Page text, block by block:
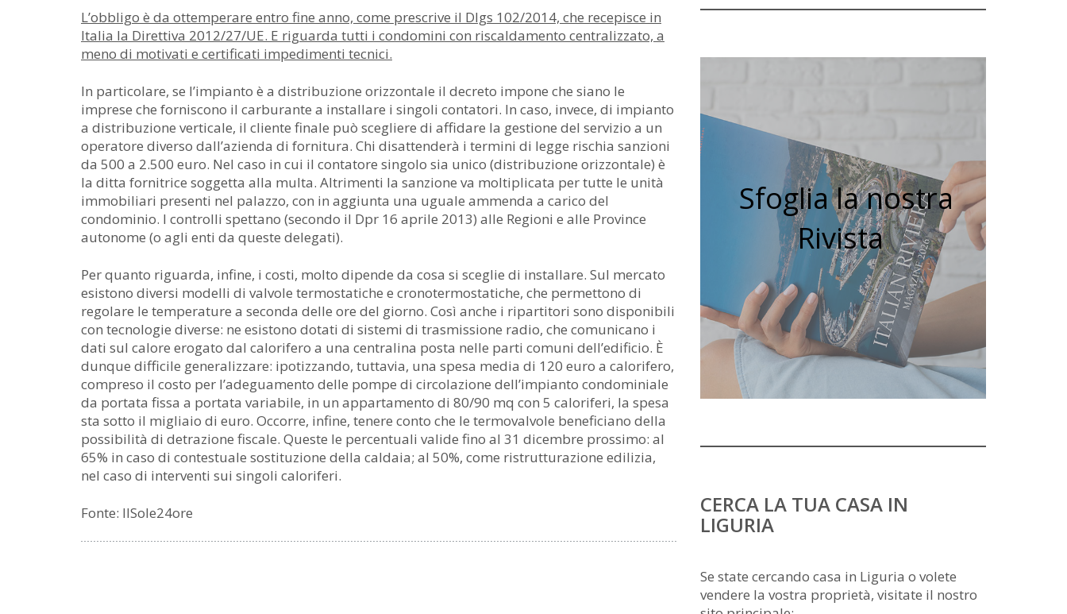
L’obbligo è da ottemperare entro fine anno, come prescrive il Dlgs 102/2014, che recepisce in
Italia la Direttiva 2012/27/UE. E riguarda tutti i condomini con riscaldamento centralizzato, a
meno di motivati e certificati impedimenti tecnici.
In particolare, se l’impianto è a distribuzione orizzontale il decreto impone che siano le
imprese che forniscono il carburante a installare i singoli contatori. In caso, invece, di impianto
a distribuzione verticale, il cliente finale può scegliere di affidare la gestione del servizio a un
operatore diverso dall’azienda di fornitura. Chi disattenderà i termini di legge rischia sanzioni
da 500 a 2.500 euro. Nel caso in cui il contatore singolo sia unico (distribuzione orizzontale) è
la ditta fornitrice soggetta alla multa. Altrimenti la sanzione va moltiplicata per tutte le unità
immobiliari presenti nel palazzo, con in aggiunta una uguale ammenda a carico del
condominio. I controlli spettano (secondo il Dpr 16 aprile 2013) alle Regioni e alle Province
autonome (o agli enti da queste delegati).
Per quanto riguarda, infine, i costi, molto dipende da cosa si sceglie di installare. Sul mercato
esistono diversi modelli di valvole termostatiche e cronotermostatiche, che permettono di
regolare le temperature a seconda delle ore del giorno. Così anche i ripartitori sono disponibili
con tecnologie diverse: ne esistono dotati di sistemi di trasmissione radio, che comunicano i
dati sul calore erogato dal calorifero a una centralina posta nelle parti comuni dell’edificio. È
dunque difficile generalizzare: ipotizzando, tuttavia, una spesa media di 120 euro a calorifero,
compreso il costo per l’adeguamento delle pompe di circolazione dell’impianto condominiale
da portata fissa a portata variabile, in un appartamento di 80/90 mq con 5 caloriferi, la spesa
sta sotto il migliaio di euro. Occorre, infine, tenere conto che le termovalvole beneficiano della
possibilità di detrazione fiscale. Queste le percentuali valide fino al 31 dicembre prossimo: al
65% in caso di contestuale sostituzione della caldaia; al 50%, come ristrutturazione edilizia,
nel caso di interventi sui singoli caloriferi.
Fonte: IlSole24ore
Sfoglia la nostra
Rivista
CERCA LA TUA CASA IN
LIGURIA
Se state cercando casa in Liguria o volete
vendere la vostra proprietà, visitate il nostro